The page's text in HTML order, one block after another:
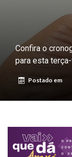
Confira o
para esta
Postado em